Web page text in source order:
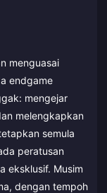
menguasai
endgame
mengejar
melengkapkan
semula
peratusan
eksklusif. Musim
dengan tempoh